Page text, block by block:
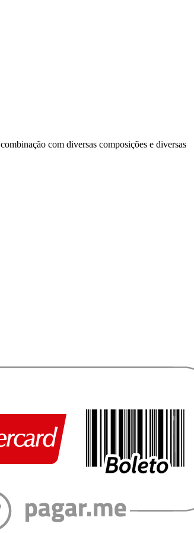
com diversas composições e diversas